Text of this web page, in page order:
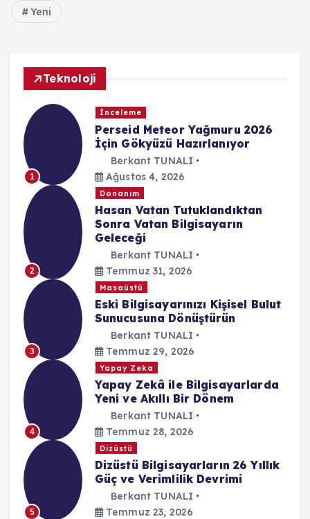
Yeni
Teknoloji
1
İnceleme
Perseid Meteor Yağmuru 2026
İçin Gökyüzü Hazırlanıyor
Berkant TUNALI
Ağustos 4, 2026
2
Donanım
Hasan Vatan Tutuklandıktan
Sonra Vatan Bilgisayarın
Geleceği
Berkant TUNALI
Temmuz 31, 2026
3
Masaüstü
Eski Bilgisayarınızı Kişisel Bulut
Sunucusuna Dönüştürün
Berkant TUNALI
Temmuz 29, 2026
4
Yapay Zeka
Yapay Zekâ ile Bilgisayarlarda
Yeni ve Akıllı Bir Dönem
Berkant TUNALI
Temmuz 28, 2026
5
Dizüstü
Dizüstü Bilgisayarların 26 Yıllık
Güç ve Verimlilik Devrimi
Berkant TUNALI
Temmuz 23, 2026